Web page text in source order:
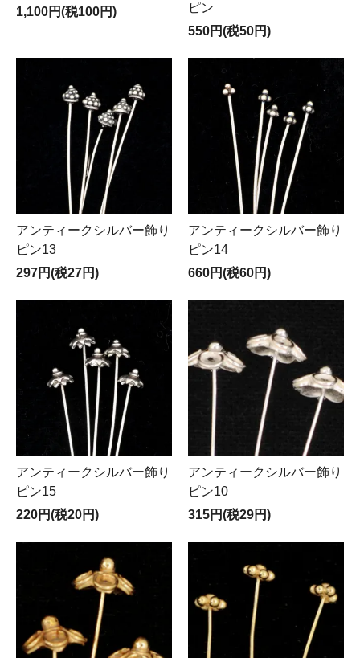
1,100円(税100円)
ピン
550円(税50円)
アンティークシルバー飾り
ピン13
297円(税27円)
アンティークシルバー飾り
ピン14
660円(税60円)
アンティークシルバー飾り
ピン15
220円(税20円)
アンティークシルバー飾り
ピン10
315円(税29円)